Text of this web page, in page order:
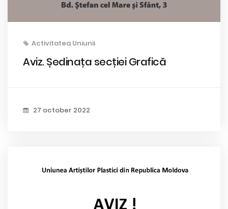
Activitatea Uniunii
Aviz. Ședinața secției Grafică
27 october 2022